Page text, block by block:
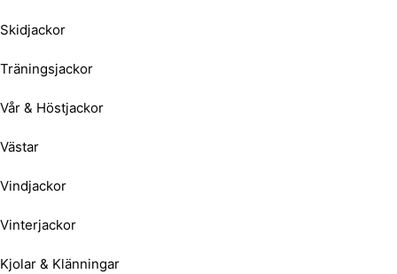
Skidjackor
Träningsjackor
Vår & Höstjackor
Västar
Vindjackor
Vinterjackor
Kjolar & Klänningar